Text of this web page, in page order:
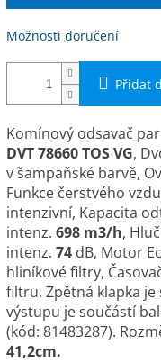
Možnosti doručení
Přidat
Komínový odsavač
DVT 78660 TOS VG,
v šampaňské barvě,
Funkce čerstvého
intenzivní, Kapacita
intenz. 698 m3/h,
intenz. 74 dB, Motor
hliníkové filtry,
filtru, Zpětná klapka je
výstupu je součástí
(kód: 81483287).
41,2cm.